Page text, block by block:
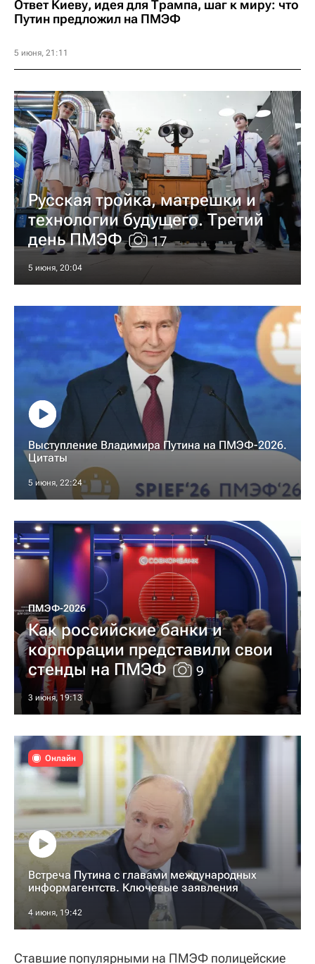
Ответ Киеву, идея для Трампа, шаг к миру: что
Путин предложил на ПМЭФ
5 июня, 21:11
Русская тройка, матрешки и
технологии будущего. Третий
день ПМЭФ
17
5 июня, 20:04
Выступление Владимира Путина на ПМЭФ-2026.
Цитаты
5 июня, 22:24
ПМЭФ-2026
Как российские банки и
корпорации представили свои
стенды на ПМЭФ
9
3 июня, 19:13
Встреча Путина с главами международных
информагентств. Ключевые заявления
4 июня, 19:42
Онлайн
Ставшие популярными на ПМЭФ полицейские